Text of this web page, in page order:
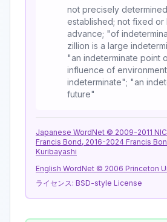
not precisely
established; not fixed or
advance; "of
zillion is a large
"an indeterminate point
influence of
indeterminate"; "an
future"
Japanese WordNet © 2009-2011
Francis Bond, 2016-2024 Francis
Kuribayashi
English WordNet © 2006 Princeton
ライセンス: BSD-style License